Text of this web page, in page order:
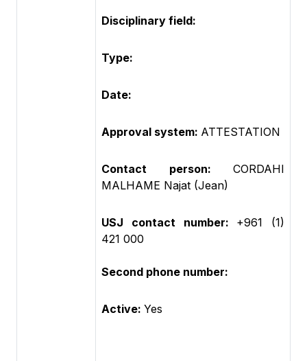
Disciplinary field:
Type:
Date:
Approval system: ATTESTATION
Contact person: CORDAHI
MALHAME Najat (Jean)
USJ contact number: +961 (1)
421 000
Second phone number:
Active: Yes